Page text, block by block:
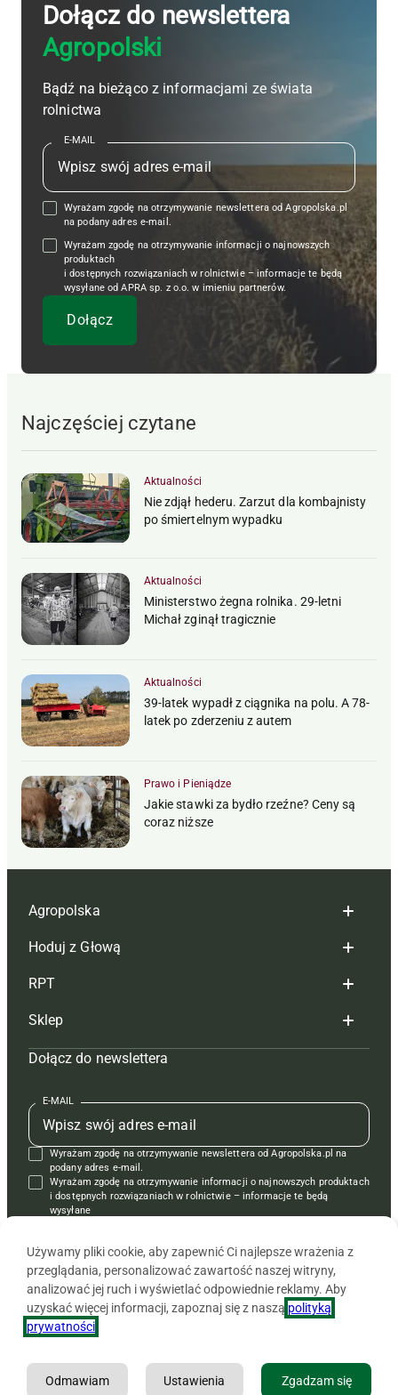
Dołącz do newslettera
Agropolski
Bądź na bieżąco z informacjami ze świata
rolnictwa
E-MAIL
Wyrażam zgodę na otrzymywanie newslettera od Agropolska.pl
na podany adres e-mail.
Wyrażam zgodę na otrzymywanie informacji o najnowszych
produktach
i dostępnych rozwiązaniach w rolnictwie – informacje te będą
wysyłane od APRA sp. z o.o. w imieniu partnerów.
Najczęściej czytane
Aktualności
Nie zdjął hederu. Zarzut dla kombajnisty
po śmiertelnym wypadku
Aktualności
Ministerstwo żegna rolnika. 29-letni
Michał zginął tragicznie
Aktualności
39-latek wypadł z ciągnika na polu. A 78-
latek po zderzeniu z autem
Prawo i Pieniądze
Jakie stawki za bydło rzeźne? Ceny są
coraz niższe
Agropolska
Redakcja
Reklama
Tagi
Mapa serwisu
Kontakt
Regulamin
Polityka prywatności
Hoduj z Głową
Hoduj z głową bydło
Hoduj z głową świnie
Prenumerata
Redakcja
Kontakt
Reklama
RPT
Redakcja
Prenumerata
Reklama
Kontakt
Krzyżówki
Sklep
Czasopisma i prenumerata
Książki
Regulamin
Dołącz do newslettera
E-MAIL
Wyrażam zgodę na otrzymywanie newslettera od Agropolska.pl na
podany adres e-mail.
Wyrażam zgodę na otrzymywanie informacji o najnowszych produktach
i dostępnych rozwiązaniach w rolnictwie – informacje te będą
wysyłane
Copyright © 2026 Agencja Promocji Rolnictwa i Agrobiznesu APRA
Używamy pliki cookie, aby zapewnić Ci najlepsze wrażenia z
przeglądania, personalizować zawartość naszej witryny,
analizować jej ruch i wyświetlać odpowiednie reklamy. Aby
uzyskać więcej informacji, zapoznaj się z naszą polityką
prywatności
Zgadzam się
Ustawienia
Odmawiam